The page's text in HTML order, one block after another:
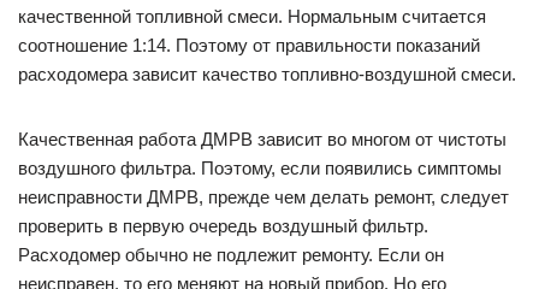
качественной топливной смеси. Нормальным считается
соотношение 1:14. Поэтому от правильности показаний
расходомера зависит качество топливно-воздушной смеси.
Качественная работа ДМРВ зависит во многом от чистоты
воздушного фильтра. Поэтому, если появились симптомы
неисправности ДМРВ, прежде чем делать ремонт, следует
проверить в первую очередь воздушный фильтр.
Расходомер обычно не подлежит ремонту. Если он
неисправен, то его меняют на новый прибор. Но его